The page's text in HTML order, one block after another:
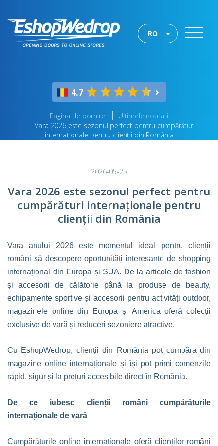
RO
4.7
Pagina de pornire
Ultimele noutati
Vara 2026 este sezonul perfect pentru cumpărături
internaționale pentru clienții din România
2026-05-25
Vara 2026 este sezonul perfect pentru
cumpărături internaționale pentru
clienții din România
Vara anului 2026 este momentul ideal pentru clienții
români să descopere oportunități interesante de shopping
internațional din Europa și SUA. De la articole de fashion
și accesorii de călătorie până la produse de beauty,
echipamente sportive și accesorii pentru activități outdoor,
magazinele online din Europa și America oferă colecții
exclusive de vară și reduceri sezoniere atractive.
Cu EshopWedrop, clienții din România pot cumpăra din
magazine online internaționale și își pot primi comenzile
rapid, sigur și la prețuri accesibile direct în România.
De ce iubesc clienții români cumpărăturile
internaționale de vară
Cumpărăturile online internaționale oferă clienților români